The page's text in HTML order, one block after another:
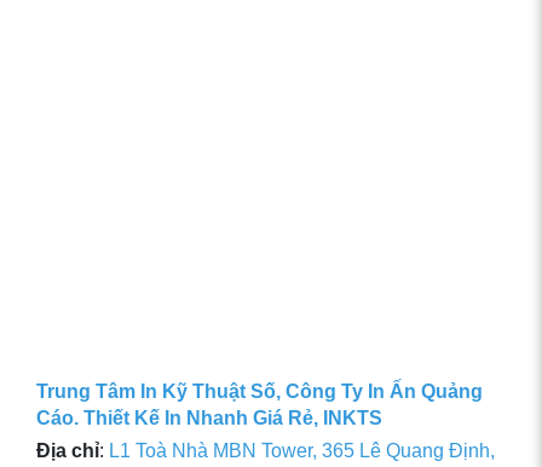
Trung Tâm In Kỹ Thuật Số, Công Ty In Ấn Quảng
Cáo. Thiết Kế In Nhanh Giá Rẻ, INKTS
Địa chỉ: L1 Toà Nhà MBN Tower, 365 Lê Quang Định,